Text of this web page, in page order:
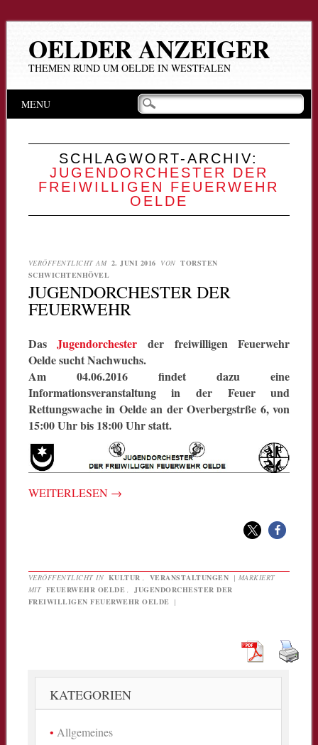
OELDER ANZEIGER
THEMEN RUND UM OELDE IN WESTFALEN
Hauptmenü
Inhalt
MENU
SCHLAGWORT-ARCHIV:
JUGENDORCHESTER DER
FREIWILLIGEN FEUERWEHR
OELDE
VERÖFFENTLICHT AM 2. JUNI 2016 VON TORSTEN
SCHWICHTENHÖVEL
JUGENDORCHESTER DER
FEUERWEHR
DasJugendorchesterder freiwilligen Feuerwehr
Oelde sucht Nachwuchs.
Am 04.06.2016 findet dazu eine
Informationsveranstaltung in der Feuer und
Rettungswache in Oelde an der Overbergstrße 6, von
15:00 Uhr bis 18:00 Uhr statt.
WEITERLESEN →
VERÖFFENTLICHT IN KULTUR , VERANSTALTUNGEN | MARKIERT
MIT FEUERWEHR OELDE ,
JUGENDORCHESTER DER
FREIWILLIGEN FEUERWEHR OELDE |
KATEGORIEN
Allgemeines